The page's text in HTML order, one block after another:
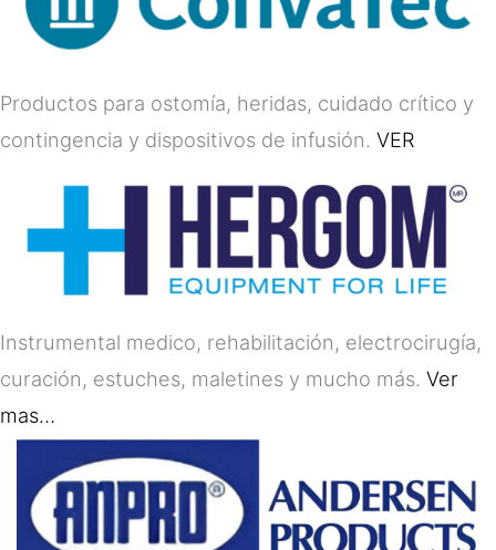
Productos para ostomía, heridas, cuidado crítico y
contingencia y dispositivos de infusión. VER
Instrumental medico, rehabilitación, electrocirugía,
curación, estuches, maletines y mucho más. Ver
mas…